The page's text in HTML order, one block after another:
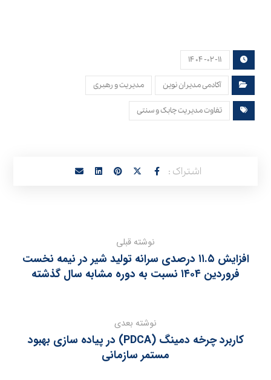
۱۴۰۴-۰۲-۱۱
آکادمی مدیران نوین مدیریت و رهبری
تفاوت مدیریت چابک و سنتی
نوشته قبلی
افزایش ۱۱.۵ درصدی سرانه تولید شیر در نیمه نخست
فروردین ۱۴۰۴ نسبت به دوره مشابه سال گذشته
نوشته بعدی
کاربرد چرخه دمینگ (PDCA) در پیاده‌ سازی بهبود
مستمر سازمانی